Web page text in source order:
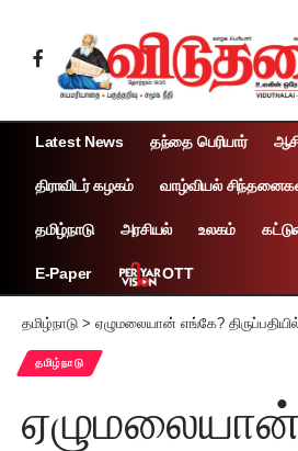
Latest News தந்தை பெரியார்
திராவிடர் கழகம் வாழ்வியல்
தமிழ்நாடு அரசியல் உலகம்
E-Paper OTT
தமிழ்நாடு > ஏழுமலையான் எங்கே? திருப்பதியில்
தமிழ்நாடு